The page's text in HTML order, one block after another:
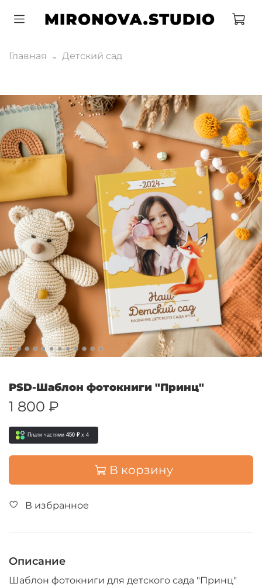
Главная Детский сад
PSD-Шаблон фотокниги "Принц"
1 800 ₽
Плати частями 450 ₽ x 4
В корзину
В избранное
Описание
Шаблон фотокниги для детского сада "Принц"